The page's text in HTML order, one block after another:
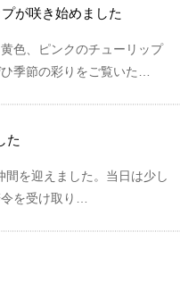
が咲き始めました
色、ピンクのチューリップ
季節の彩りをご覧いた…
た
を迎えました。当日は少し
を受け取り…